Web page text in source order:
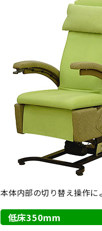
本体内部の切り替え操作
低床350mm